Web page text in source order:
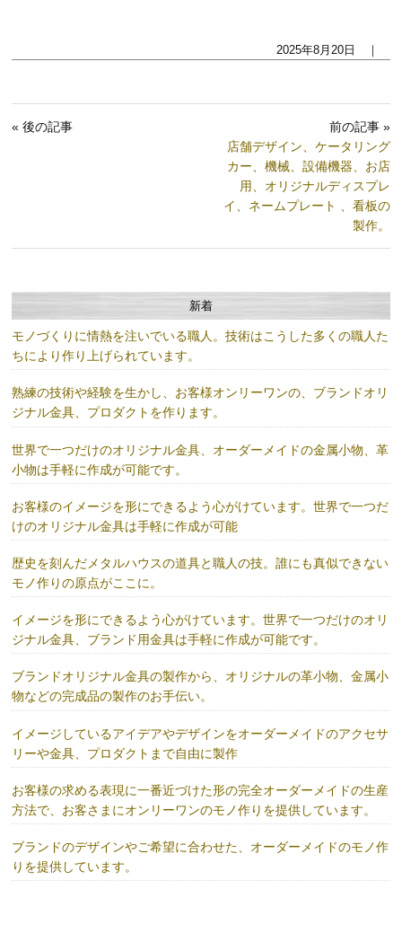
2025年8月20日 ｜
« 後の記事
前の記事 »
店舗デザイン、ケータリング
カー、機械、設備機器、お店
用、オリジナルディスプレ
イ、ネームプレート 、看板の
製作。
新着
モノづくりに情熱を注いでいる職人。技術はこうした多くの職人た
ちにより作り上げられています。
熟練の技術や経験を生かし、お客様オンリーワンの、ブランドオリ
ジナル金具、プロダクトを作ります。
世界で一つだけのオリジナル金具、オーダーメイドの金属小物、革
小物は手軽に作成が可能です。
お客様のイメージを形にできるよう心がけています。世界で一つだ
けのオリジナル金具は手軽に作成が可能
歴史を刻んだメタルハウスの道具と職人の技。誰にも真似できない
モノ作りの原点がここに。
イメージを形にできるよう心がけています。世界で一つだけのオリ
ジナル金具、ブランド用金具は手軽に作成が可能です。
ブランドオリジナル金具の製作から、オリジナルの革小物、金属小
物などの完成品の製作のお手伝い。
イメージしているアイデアやデザインをオーダーメイドのアクセサ
リーや金具、プロダクトまで自由に製作
お客様の求める表現に一番近づけた形の完全オーダーメイドの生産
方法で、お客さまにオンリーワンのモノ作りを提供しています。
ブランドのデザインやご希望に合わせた、オーダーメイドのモノ作
りを提供しています。